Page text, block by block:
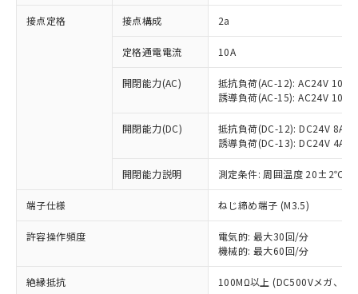
接点定格 接点構成 2a
定格通電電流 10A
開閉能力(AC)
抵抗負荷(AC-12): AC24V 10A/
誘導負荷(AC-15): AC24V
開閉能力(DC)
抵抗負荷(DC-12): DC24V 8A/
誘導負荷(DC-13): DC24V 4A/
開閉能力説明 測定条件: 周囲温度 20±2℃、
端子仕様 ねじ締め端子 (M3.5)
許容操作頻度
電気的: 最大30回/分
機械的: 最大60回/分
絶縁抵抗 100MΩ以上 (DC500Vメガ、点
ご利用条件
以下の条件をお読みいただき、同意のうえ
ご利用ください。
商品の当社在庫状況および標準価格
(税抜)を提供させていただくもので
当社制御機器事業取扱商品の中には、
本サービスの対象外となる商品もある
ことをご了承ください。
在庫状況および標準価格照会結果は、
記載している更新日時点での社内デー
タに基づき作成されるものであり、閲
覧された時点での実際の在庫および標
対応予定：EU RoHS指令（10物質）の非含
有に対応した製品に切り替える予定のある
対応予定なし：EU RoHS指令（10物質）の
非含有に非対応の商品で、対応品を出す予
調査・確認中：EU RoHS指令（10物質）の
非含有の対応状況を調査中または確認中の
非該当品：ライセンス料など無形物で、有
害物質有無と関係のない商品です。
仕入先様の事情により、非含有部品として
いたものが、含有品と判明した場合などや
むを得ず変更することがあります。
ミウム(Cd) 100ppm以下、
※1 中国RoHS○×表
「○」：最大均質材料含有率が中国RoHSの
基準値以下であることを示します。
「×」：最大均質材料含有率が中国RoHSの
基準値を超えていることを示します。
「－」：未確認です。当社販売部門へお問
い合わせください。
*中国RoHS10物質の基準値 (GB/T26572)：
Pb(鉛) :1000ppm、 Hg(水銀) : 1000ppm、 Cd(カドミウ
当社は、これら貴社製品のうち、外国
為替および外国貿易法に定める商品
（以下｢規制貨物等」という）を輸出
または国外への提供する場合は、日本
国政府の輸出許可(または役務取引許